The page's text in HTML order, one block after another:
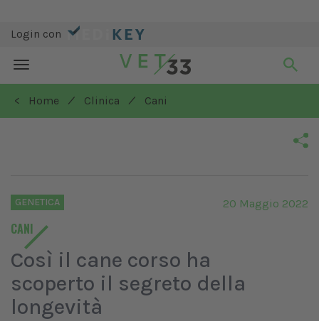
Login con
Toggle
navigation
< Home
/ Clinica / Cani
GENETICA
CANI
20 Maggio 2022
Così il cane corso ha
scoperto il segreto della
longevità